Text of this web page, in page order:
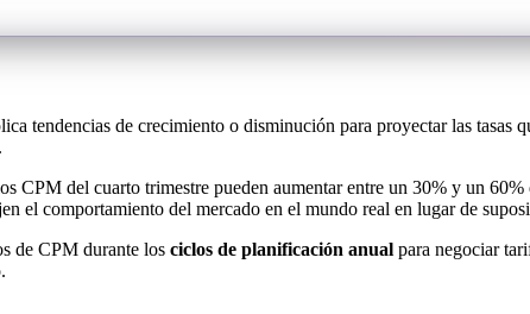
tendencias de crecimiento o disminución para proyectar las tasas
CPM del cuarto trimestre pueden aumentar entre un 30% y un
el comportamiento del mercado en el mundo real en lugar de
de CPM durante los ciclos de planificación anual para negociar